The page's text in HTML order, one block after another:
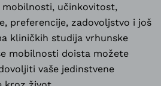
učinkovitost,
preferencije, zadovoljstvo i još
kliničkih studija vrhunske
mobilnosti doista možete
vaše jedinstvene